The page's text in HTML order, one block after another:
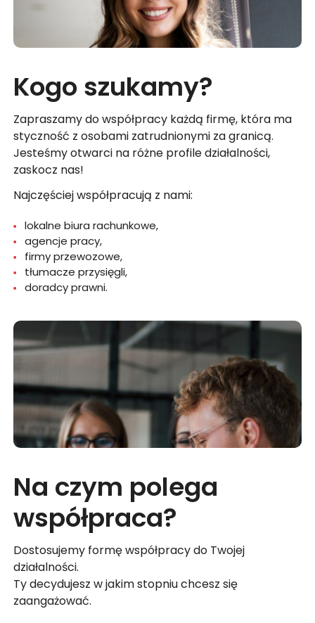
Kogo szukamy?
Zapraszamy do współpracy każdą firmę, która ma
styczność z osobami zatrudnionymi za granicą.
Jesteśmy otwarci na różne profile działalności,
zaskocz nas!
Najczęściej współpracują z nami:
lokalne biura rachunkowe,
agencje pracy,
firmy przewozowe,
tłumacze przysięgli,
doradcy prawni.
Na czym polega
współpraca?
Dostosujemy formę współpracy do Twojej
działalności.
Ty decydujesz w jakim stopniu chcesz się
zaangażować.